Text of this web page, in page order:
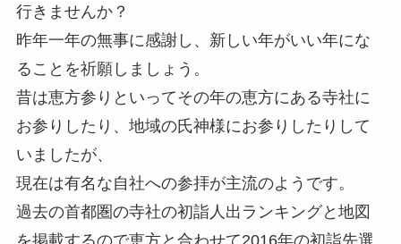
行きませんか？
昨年一年の無事に感謝し、新しい年がいい年にな
ることを祈願しましょう。
昔は恵方参りといってその年の恵方にある寺社に
お参りしたり、地域の氏神様にお参りしたりして
いましたが、
現在は有名な自社への参拝が主流のようです。
過去の首都圏の寺社の初詣人出ランキングと地図